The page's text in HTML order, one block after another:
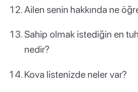
Ailen senin hakkında ne
Sahip olmak istediğin en
nedir?
Kova listenizde neler var?